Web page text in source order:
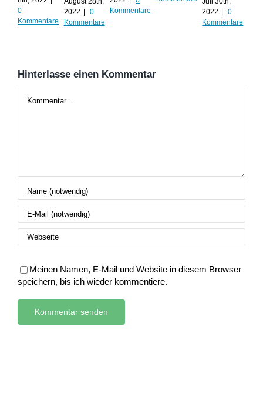
0
Kommentare
2022 |
0
Kommentare
Kommentare
2022 |
0
Kommentare
Hinterlasse einen Kommentar
Meinen Namen, E-Mail und Website in diesem Browser
speichern, bis ich wieder kommentiere.